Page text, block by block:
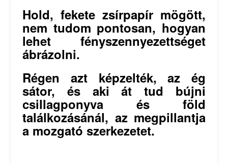
Hold, fekete zsírpapír mögött,
nem tudom pontosan, hogyan
lehet fényszennyezettséget
ábrázolni.
Régen azt képzelték, az ég
sátor, és aki át tud bújni
csillagponyva és föld
találkozásánál, az megpillantja
a mozgató szerkezetet.